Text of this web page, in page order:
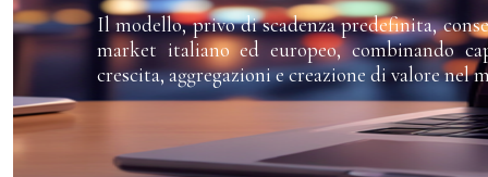
Il modello, privo di scadenza predefinita,
market italiano ed europeo, combinando
crescita, aggregazioni e creazione di valore nel